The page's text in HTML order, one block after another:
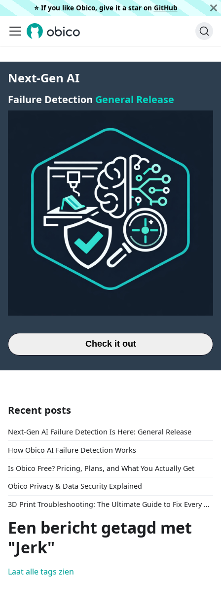
⭐️ If you like Obico, give it a star on GitHub
Next-Gen AI
Failure Detection General Release
Check it out
Recent posts
Next-Gen AI Failure Detection Is Here: General Release
How Obico AI Failure Detection Works
Is Obico Free? Pricing, Plans, and What You Actually Get
Obico Privacy & Data Security Explained
3D Print Troubleshooting: The Ultimate Guide to Fix Every Common Problem [2026]
Een bericht getagd met
"Jerk"
Laat alle tags zien